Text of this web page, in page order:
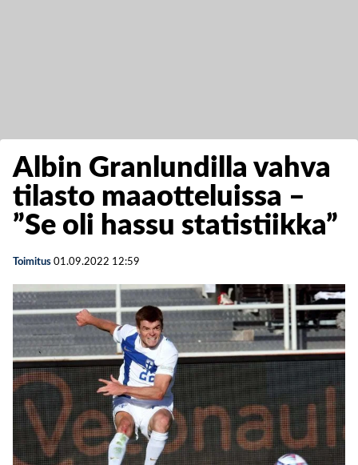
Albin Granlundilla vahva
tilasto maaotteluissa –
”Se oli hassu statistiikka”
Toimitus 01.09.2022 12:59